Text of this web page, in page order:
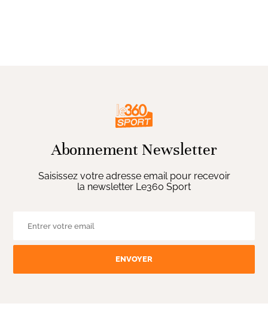
Abonnement Newsletter
Saisissez votre adresse email pour recevoir
la newsletter Le360 Sport
ENVOYER